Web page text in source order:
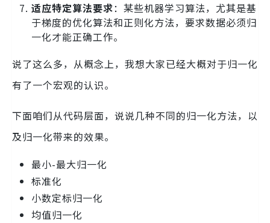
适应特定算法要求：某些机器学习算法，尤其是基
于梯度的优化算法和正则化方法，要求数据必须归
一化才能正确工作。
说了这么多，从概念上，我想大家已经大概对于归一化
有了一个宏观的认识。
下面咱们从代码层面，说说几种不同的归一化方法，以
及归一化带来的效果。
最小-最大归一化
标准化
小数定标归一化
均值归一化